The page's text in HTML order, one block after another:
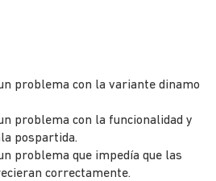
problema con la variante dinamo
problema con la funcionalidad y
pospartida.
problema que impedía que las
correctamente.